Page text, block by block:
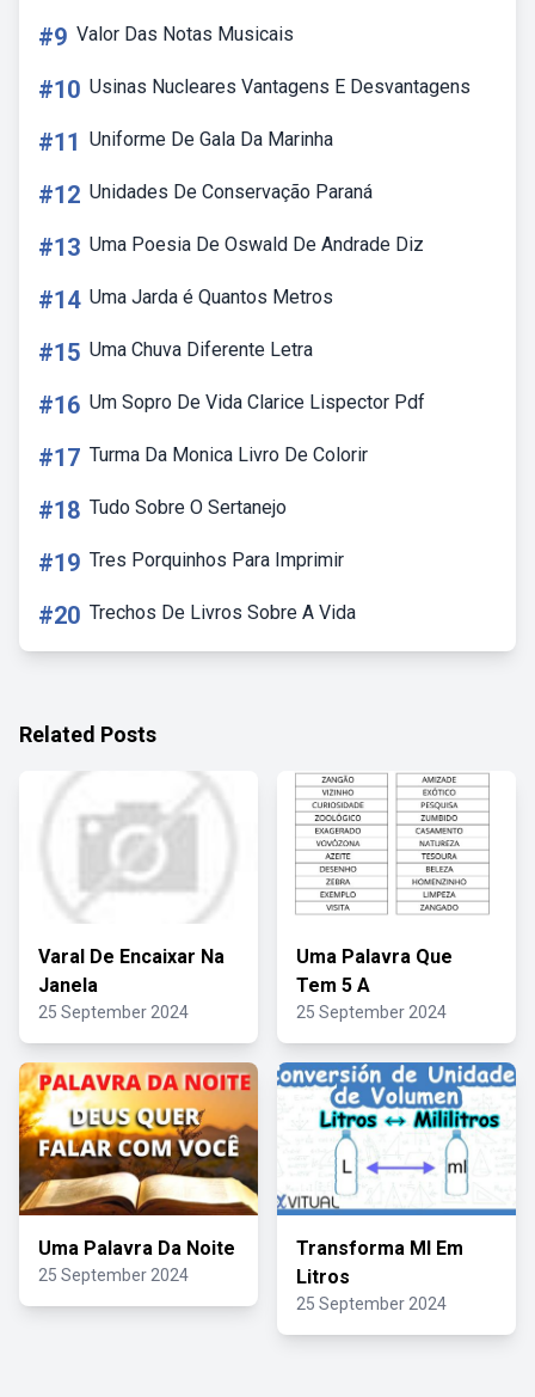
#9 Valor Das Notas Musicais
#10 Usinas Nucleares Vantagens E Desvantagens
#11 Uniforme De Gala Da Marinha
#12 Unidades De Conservação Paraná
#13 Uma Poesia De Oswald De Andrade Diz
#14 Uma Jarda é Quantos Metros
#15 Uma Chuva Diferente Letra
#16 Um Sopro De Vida Clarice Lispector Pdf
#17 Turma Da Monica Livro De Colorir
#18 Tudo Sobre O Sertanejo
#19 Tres Porquinhos Para Imprimir
#20 Trechos De Livros Sobre A Vida
Related Posts
Varal De Encaixar Na
Janela
25 September 2024
Uma Palavra Que
Tem 5 A
25 September 2024
Uma Palavra Da Noite
25 September 2024
Transforma Ml Em
Litros
25 September 2024